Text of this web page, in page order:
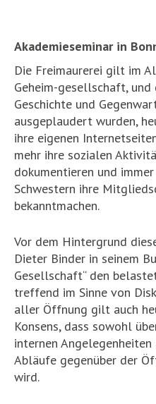
Akademieseminar in
Die Freimaurerei gilt im
Geheim-gesellschaft,
Geschichte und
ausgeplaudert wurden,
ihre eigenen
mehr ihre sozialen
dokumentieren und
Schwestern ihre
bekanntmachen.
Vor dem Hintergrund
Dieter Binder in seinem
Gesellschaft“ den
treffend im Sinne von
aller Öffnung gilt auch
Konsens, dass sowohl
internen
Abläufe gegenüber der
wird.